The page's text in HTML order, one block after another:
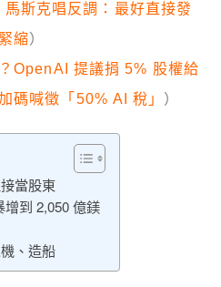
斯克唱反調：最好直接發
縮）
OpenAI 提議捐 5% 股權給
碼喊徵「50% AI 稅」 ）
當股東
到 2,050 億鎂
、造船